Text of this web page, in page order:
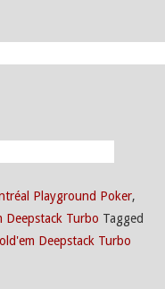
Playground Poker,
Deepstack Turbo Tagged
Deepstack Turbo